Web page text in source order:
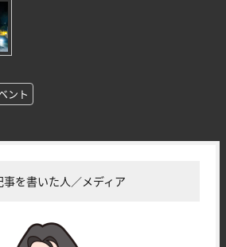
ント
事を書いた人／メディア